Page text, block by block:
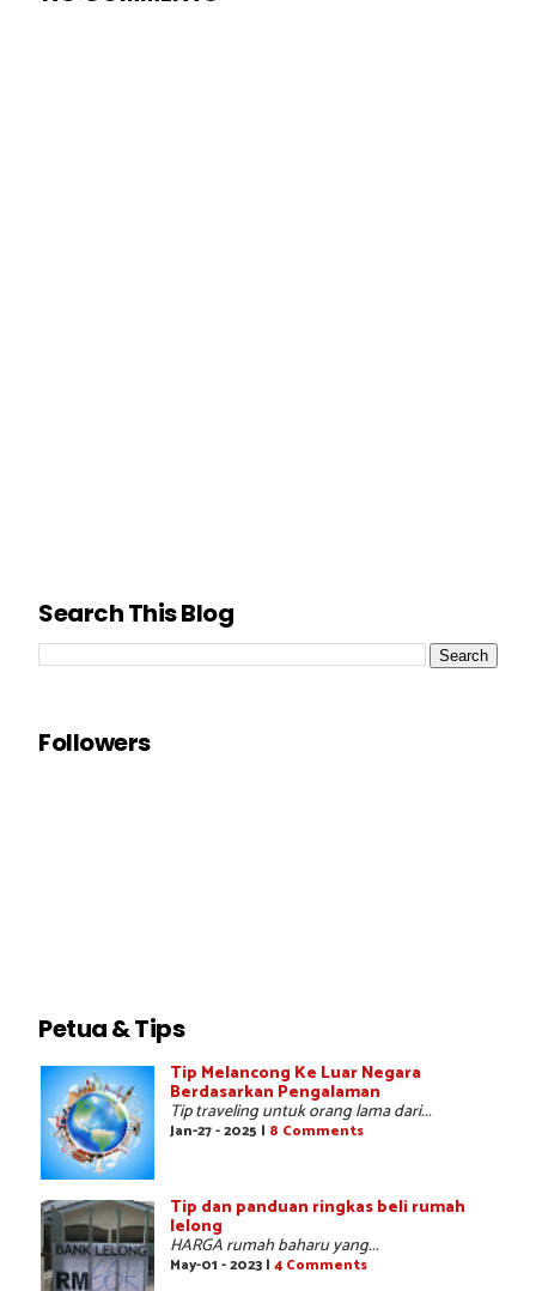
Search This Blog
Followers
Petua & Tips
Tip Melancong Ke Luar Negara
Berdasarkan Pengalaman
Tip traveling untuk orang lama dari...
Jan-27 - 2025 | 8 Comments
Tip dan panduan ringkas beli rumah
lelong
HARGA rumah baharu yang...
May-01 - 2023 | 4 Comments